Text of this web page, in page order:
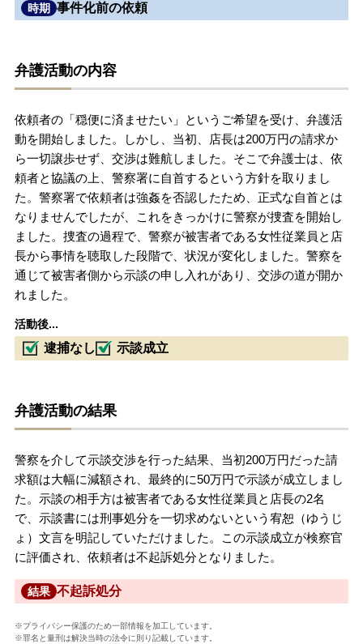
時期 事件化前の依頼
弁護活動の内容
依頼者の「穏便に済ませたい」というご希望を受け、弁護活
動を開始しました。しかし、当初、店長は200万円の請求か
ら一切譲歩せず、交渉は難航しました。そこで弁護士は、依
頼者と協議の上、警察署に自首するという方針を取りまし
た。警察署で依頼者は強姦を否認したため、正式な自首とは
なりませんでしたが、これをきっかけに警察が捜査を開始し
ました。捜査の過程で、警察が被害者である女性従業員と店
長から事情を聴取した段階で、状況が変化しました。警察を
通じて被害者側から示談の申し入れがあり、交渉の道が開か
れました。
活動後...
逮捕なし 示談成立
弁護活動の結果
警察を介して示談交渉を行った結果、当初200万円だった請
求額は大幅に減額され、最終的に50万円で示談が成立しまし
た。示談の相手方は被害者である女性従業員と店長の2名
で、示談書には刑事処分を一切求めないという宥恕（ゆうじ
ょ）文言を明記していただけました。この示談成立が検察官
に評価され、依頼者は不起訴処分となりました。
結果 不起訴処分
※プライバシー保護のため一部情報を加工しています。
※罪名と量刑は解決当時の法令に則り記載しています。